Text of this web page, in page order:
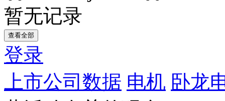
暂无记录
查看全部
登录
上市公司数据 电机 卧龙